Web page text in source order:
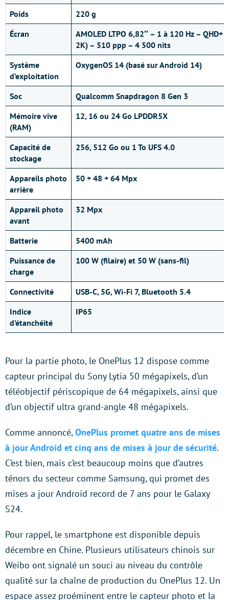
Poids
220 g
Écran
AMOLED LTPO 6,82″ – 1 à 120 Hz –
2K) – 510 ppp – 4 500 nits
Système
d’exploitation
OxygenOS 14 (basé sur Android 14)
Soc
Qualcomm Snapdragon 8 Gen 3
Mémoire vive
(RAM)
12, 16 ou 24 Go LPDDR5X
Capacité de
stockage
256, 512 Go ou 1 To UFS 4.0
Appareils photo
arrière
50 + 48 + 64 Mpx
Appareil photo
avant
32 Mpx
Batterie
5400 mAh
Puissance de
charge
100 W (filaire) et 50 W (sans-fil)
Connectivité
USB-C, 5G, Wi-Fi 7, Bluetooth 5.4
Indice
d’étanchéité
IP65
Pour la partie photo, le OnePlus 12 dispose comme
capteur principal du Sony Lytia 50 mégapixels, d’un
téléobjectif périscopique de 64 mégapixels, ainsi que
d’un objectif ultra grand-angle 48 mégapixels.
Comme annoncé, OnePlus promet quatre ans de mises
à jour Android et cinq ans de mises à jour de sécurité.
C’est bien, mais c’est beaucoup moins que d’autres
ténors du secteur comme Samsung, qui promet des
mises a jour Android record de 7 ans pour le Galaxy
S24.
Pour rappel, le smartphone est disponible depuis
décembre en Chine. Plusieurs utilisateurs chinois sur
Weibo ont signalé un souci au niveau du contrôle
qualité sur la chaîne de production du OnePlus 12. Un
espace assez proéminent entre le capteur photo et la